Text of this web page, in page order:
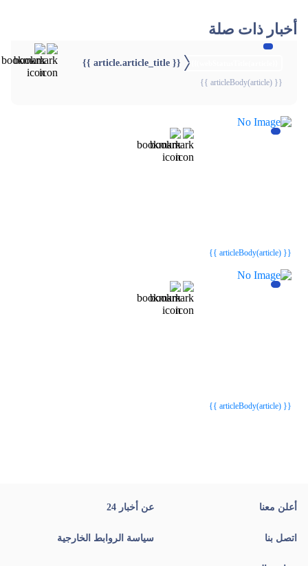
أخبار ذات صلة
{{ article.article_title }}
{{ articleBody(article) }}
{{ articleBody(article) }}
{{ articleBody(article) }}
أعلن معنا عن أخبار 24
اتصل بنا سياسة الروابط الخارجية